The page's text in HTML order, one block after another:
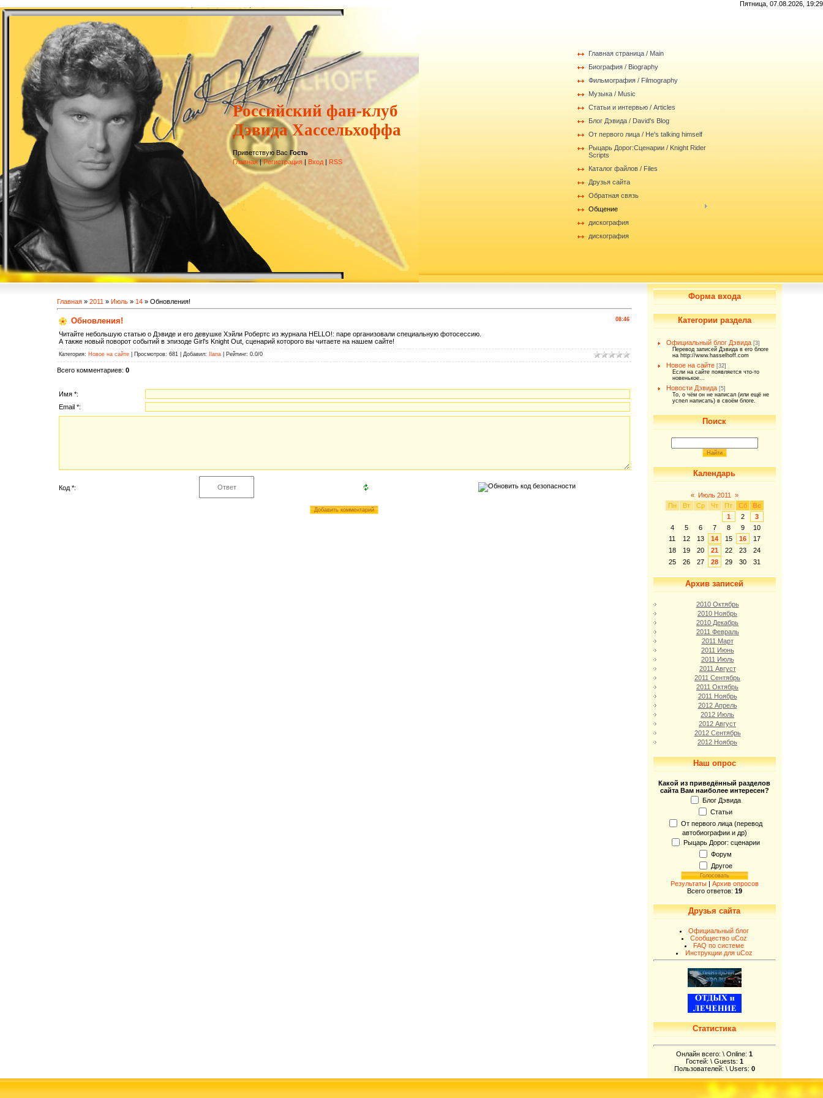
Пятница, 07.08.2026, 19:29
Российский фан-клуб
Дэвида Хассельхоффа
Приветствую Вас Гость
Главная|Регистрация | Вход | RSS
Главная страница / Main
Биография / Biography
Фильмография / Filmography
Музыка / Music
Статьи и интервью / Articles
Блог Дэвида / David's Blog
От первого лица / He's talking himself
Рыцарь Дорог:Сценарии / Knight Rider
Scripts
Каталог файлов / Files
Друзья сайта
Обратная связь
Общение
дискография
дискография
Главная» 2011 » Июль » 14» Обновления!
08:46
Обновления!
Читайте небольшую статью о Дэвиде и его девушке Хэйли Робертс из журнала HELLO!: паре организовали специальную фотосессию.
А также новый поворот событий в эпизоде Girl's Knight Out, сценарий которого вы читаете на нашем сайте!
Категория: Новое на сайте| Просмотров: 681 | Добавил: Ilana| Рейтинг: 0.0/0
Всего комментариев: 0
Имя *:
Email *:
Код *:
Форма входа
Категории раздела
Официальный блог Дэвида [3]
Перевод записей Дэвида в его блоге
на http://www.hasselhoff.com
Новое на сайте [32]
Если на сайте появляется что-то
новенькое...
Новости Дэвида [5]
То, о чём он не написал (или ещё не
успел написать) в своём блоге.
Поиск
Календарь
« Июль 2011
»
Пн
Вт Ср Чт Пт Сб
Вс
1
2
3
4
5 6 7 8 9
10
11
12 13 14 15 16
17
18
19 20 21 22 23
24
25
26 27 28 29 30 31
Архив записей
2010 Октябрь
2010 Ноябрь
2010 Декабрь
2011 Февраль
2011 Март
2011 Июнь
2011 Июль
2011 Август
2011 Сентябрь
2011 Октябрь
2011 Ноябрь
2012 Апрель
2012 Июль
2012 Август
2012 Сентябрь
2012 Ноябрь
Наш опрос
Какой из приведённый разделов
сайта Вам наиболее интересен?
Блог Дэвида
Статьи
От первого лица (перевод
автобиографии и др)
Рыцарь Дорог: сценарии
Форум
Другое
Результаты| Архив опросов
Всего ответов: 19
Друзья сайта
Официальный блог
Сообщество uCoz
FAQ по системе
Инструкции для uCoz
Статистика
Онлайн всего: \ Online: 1
Гостей: \ Guests: 1
Пользователей: \ Users: 0